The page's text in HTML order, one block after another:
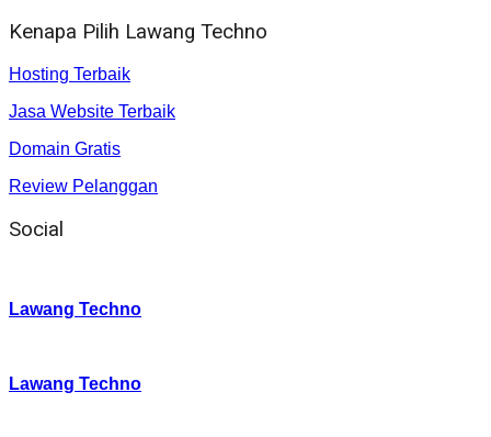
Kenapa Pilih Lawang Techno
Hosting Terbaik
Jasa Website Terbaik
Domain Gratis
Review Pelanggan
Social
Lawang Techno
Lawang Techno